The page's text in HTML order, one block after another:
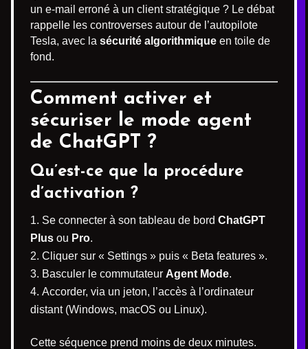
un e-mail erroné à un client stratégique ? Le débat
rappelle les controverses autour de l’autopilote
Tesla, avec la sécurité algorithmique en toile de
fond.
Comment activer et
sécuriser le mode agent
de ChatGPT ?
Qu’est-ce que la procédure
d’activation ?
Se connecter à son tableau de bord ChatGPT
Plus ou Pro.
Cliquer sur « Settings » puis « Beta features ».
Basculer le commutateur Agent Mode.
Accorder, via un jeton, l’accès à l’ordinateur
distant (Windows, macOS ou Linux).
Cette séquence prend moins de deux minutes.